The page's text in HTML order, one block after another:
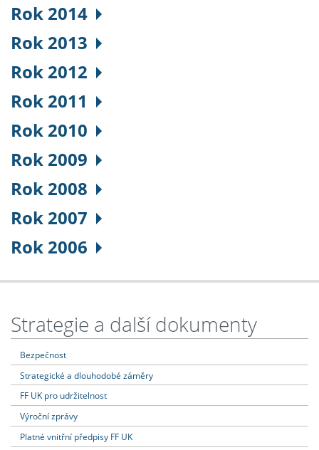
Rok 2014
Rok 2013
Rok 2012
Rok 2011
Rok 2010
Rok 2009
Rok 2008
Rok 2007
Rok 2006
Strategie a další dokumenty
Bezpečnost
Strategické a dlouhodobé záměry
FF UK pro udržitelnost
Výroční zprávy
Platné vnitřní předpisy FF UK